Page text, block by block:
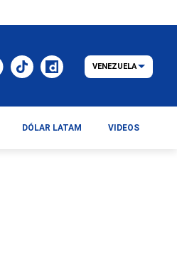
VENEZUELA
DÓLAR LATAM VIDEOS